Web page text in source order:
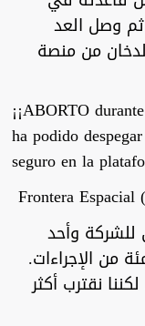
وصل العد
من منصة
¡¡ABORTO
ha podido
seguro en la
للشركة وأحد
بيان: "نجحت 99.9 بالمئة من الإجراءات.
نقترب أكثر